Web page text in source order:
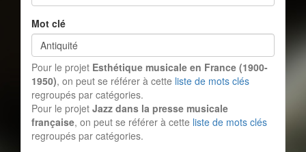
Mot clé
Pour le projet Esthétique musicale en France (1900-
1950), on peut se référer à cette liste de mots clés
regroupés par catégories.
Pour le projet Jazz dans la presse musicale
française, on peut se référer à cette liste de mots clés
regroupés par catégories.